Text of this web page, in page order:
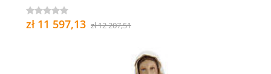
zł 11 597,13 zł 12 207,51